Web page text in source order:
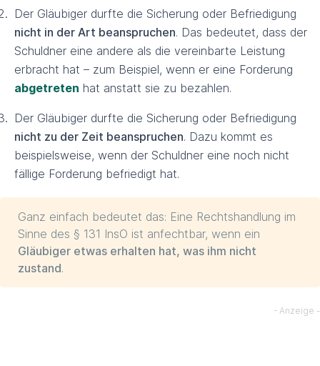
Der Gläubiger durfte die Sicherung oder Befriedigung
nicht in der Art beanspruchen. Das bedeutet, dass der
Schuldner eine andere als die vereinbarte Leistung
erbracht hat – zum Beispiel, wenn er eine Forderung
abgetreten hat anstatt sie zu bezahlen.
Der Gläubiger durfte die Sicherung oder Befriedigung
nicht zu der Zeit beanspruchen. Dazu kommt es
beispielsweise, wenn der Schuldner eine noch nicht
fällige Forderung befriedigt hat.
Ganz einfach bedeutet das: Eine Rechtshandlung im
Sinne des § 131 InsO ist anfechtbar, wenn ein
Gläubiger etwas erhalten hat, was ihm nicht
zustand.